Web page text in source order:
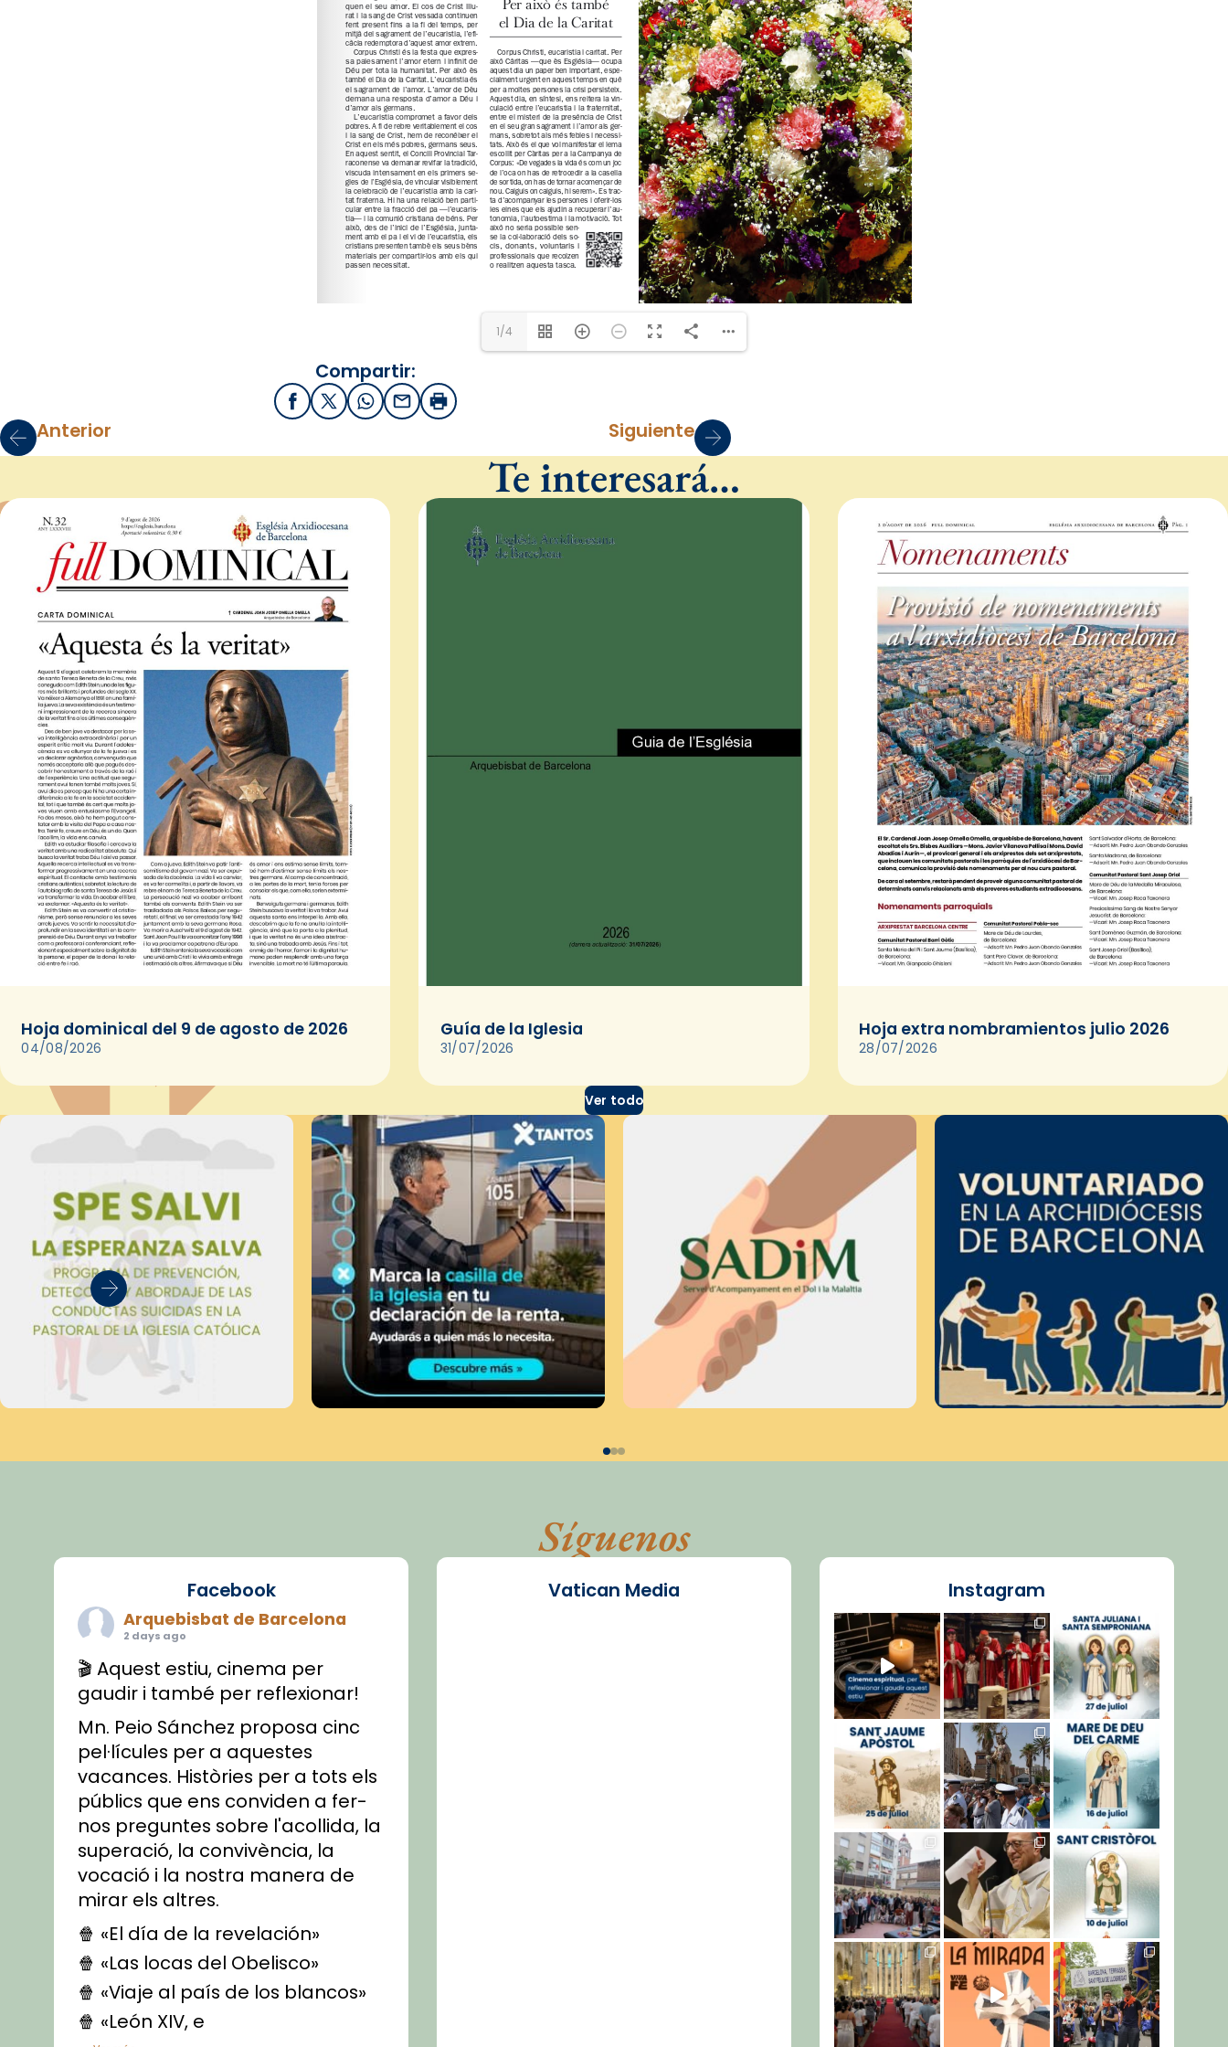
1/4
Compartir:
FacebookX / Twitter
WhatsApp
EmailImprimir
Anterior Siguiente
Te interesará…
Hoja dominical del 9 de agosto de 2026
04/08/2026
Guía de la Iglesia
31/07/2026
Hoja extra nombramientos julio 2026
28/07/2026
Ver todo
Síguenos
Facebook
Arquebisbat de Barcelona
2 days ago
🎬 Aquest estiu, cinema per
gaudir i també per reflexionar!
Mn. Peio Sánchez proposa cinc
pel·lícules per a aquestes
vacances. Històries per a tots els
públics que ens conviden a fer-
nos preguntes sobre l'acollida, la
superació, la convivència, la
vocació i la nostra manera de
mirar els altres.
🍿 «El día de la revelación»
🍿 «Las locas del Obelisco»
🍿 «Viaje al país de los blancos»
🍿 «León XIV, e
Vatican Media Instagram